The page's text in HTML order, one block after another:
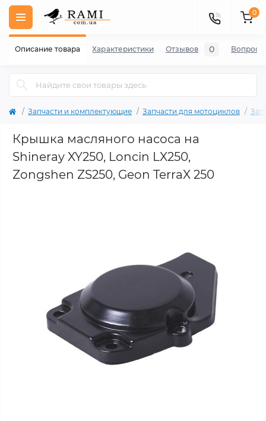
0
Запчасти и комплектующие Запчасти для мотоциклов
Крышка масляного насоса на
Shineray XY250, Loncin LX250,
Zongshen ZS250, Geon TerraX 250
Описание товара Характеристики Отзывов 0 Вопросы